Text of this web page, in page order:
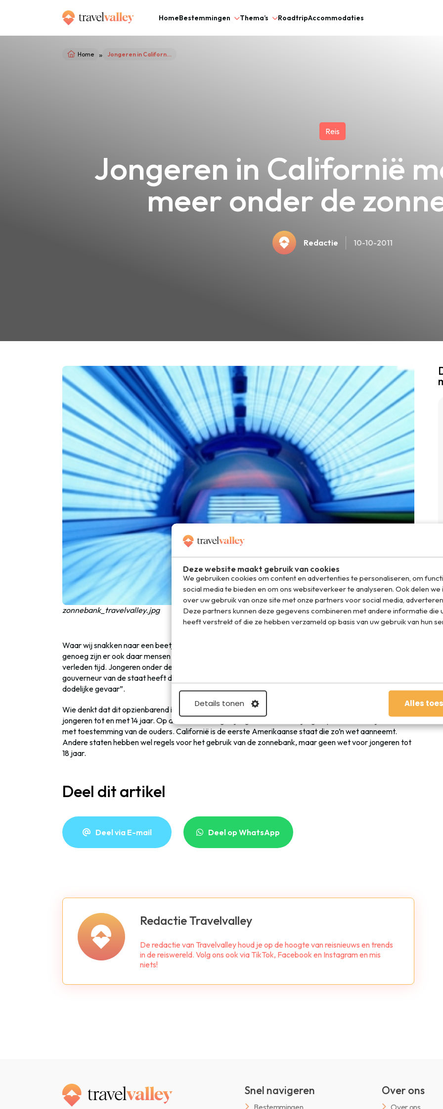
Deze website maakt gebruik van cookies
We gebruiken cookies om content en advertenties te personaliseren, om
social media te bieden en om ons websiteverkeer te analyseren. Ook delen
over uw gebruik van onze site met onze partners voor social media,
Deze partners kunnen deze gegevens combineren met andere informatie die
heeft verstrekt of die ze hebben verzameld op basis van uw gebruik van hun
Details tonen Alles
HomeBestemmingen Thema’s RoadtripAccommodaties
Home » Jongeren in Californië mogen niet meer onder de zonnebank
Reis
Jongeren in Californië
meer onder de
Redactie 10-10-2011
zonnebank_travelvalley.jpg
Waar wij snakken naar een beetje
genoeg zijn er ook daar mensen die toch graag onder de zonnebank gaan. Maar dat is vanaf 1 januari
verleden tijd. Jongeren onder de 10 mogen niet meer onder de zonnebank, alsdus
gouverneur van de staat heeft de wet al getekend. “Jongeren moeten worden beschermd tegen het
dodelijke gevaar”.
Wie denkt dat dit opzienbarend is, heeft het mis. De wet is er nu ook al, maar dan geldt deze voor
jongeren tot en met 14 jaar. Op dit moment mogen jongeren in de leeftijdsgroep van 15 tot 17 jaar alleen
met toestemming van de ouders. Californië is de eerste Amerikaanse staat die zo’n wet aanneemt.
Andere staten hebben wel regels voor het gebruik van de zonnebank, maar geen wet voor jongeren tot
18 jaar.
Deel dit artikel
Deel via E-mail Deel op WhatsApp
Redactie Travelvalley
De redactie van Travelvalley houd je op de hoogte van reisnieuws en trends
in de reiswereld. Volg ons ook via TikTok, Facebook en Instagram en mis
niets!
Snel navigeren
Bestemmingen
Over ons
Over ons